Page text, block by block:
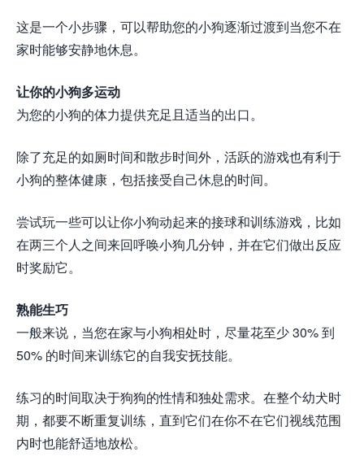
这是一个小步骤，可以帮助您的小狗逐渐过渡到当您不在
家时能够安静地休息。
让你的小狗多运动
为您的小狗的体力提供充足且适当的出口。
除了充足的如厕时间和散步时间外，活跃的游戏也有利于
小狗的整体健康，包括接受自己休息的时间。
尝试玩一些可以让你小狗动起来的接球和训练游戏，比如
在两三个人之间来回呼唤小狗几分钟，并在它们做出反应
时奖励它。
熟能生巧
一般来说，当您在家与小狗相处时，尽量花至少 30% 到
50% 的时间来训练它的自我安抚技能。
练习的时间取决于狗狗的性情和独处需求。在整个幼犬时
期，都要不断重复训练，直到它们在你不在它们视线范围
内时也能舒适地放松。